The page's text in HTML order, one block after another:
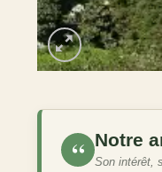
“ Notre
Son intérêt,